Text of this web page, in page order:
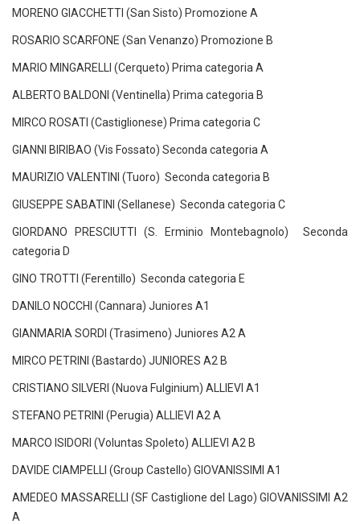
MORENO GIACCHETTI (San Sisto) Promozione A
ROSARIO SCARFONE (San Venanzo) Promozione B
MARIO MINGARELLI (Cerqueto) Prima categoria A
ALBERTO BALDONI (Ventinella) Prima categoria B
MIRCO ROSATI (Castiglionese) Prima categoria C
GIANNI BIRIBAO (Vis Fossato) Seconda categoria A
MAURIZIO VALENTINI (Tuoro) Seconda categoria B
GIUSEPPE SABATINI (Sellanese) Seconda categoria C
GIORDANO PRESCIUTTI (S. Erminio Montebagnolo) Seconda
categoria D
GINO TROTTI (Ferentillo) Seconda categoria E
DANILO NOCCHI (Cannara) Juniores A1
GIANMARIA SORDI (Trasimeno) Juniores A2 A
MIRCO PETRINI (Bastardo) JUNIORES A2 B
CRISTIANO SILVERI (Nuova Fulginium) ALLIEVI A1
STEFANO PETRINI (Perugia) ALLIEVI A2 A
MARCO ISIDORI (Voluntas Spoleto) ALLIEVI A2 B
DAVIDE CIAMPELLI (Group Castello) GIOVANISSIMI A1
AMEDEO MASSARELLI (SF Castiglione del Lago) GIOVANISSIMI A2
A